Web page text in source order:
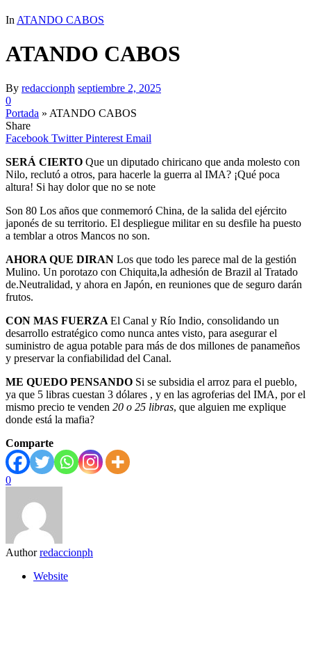
In ATANDO CABOS
ATANDO CABOS
By redaccionph septiembre 2, 2025
0
Portada » ATANDO CABOS
Share
Facebook Twitter Pinterest Email
SERÁ CIERTO Que un diputado chiricano que anda molesto con
Nilo, reclutó a otros, para hacerle la guerra al IMA? ¡Qué poca
altura! Si hay dolor que no se note
Son 80 Los años que conmemoró China, de la salida del ejército
japonés de su territorio. El despliegue militar en su desfile ha puesto
a temblar a otros Mancos no son.
AHORA QUE DIRAN Los que todo les parece mal de la gestión
Mulino. Un porotazo con Chiquita,la adhesión de Brazil al Tratado
de.Neutralidad, y ahora en Japón, en reuniones que de seguro darán
frutos.
CON MAS FUERZA El Canal y Río Indio, consolidando un
desarrollo estratégico como nunca antes visto, para asegurar el
suministro de agua potable para más de dos millones de panameños
y preservar la confiabilidad del Canal.
ME QUEDO PENSANDO Si se subsidia el arroz para el pueblo,
ya que 5 libras cuestan 3 dólares , y en las agroferias del IMA, por el
mismo precio te venden 20 o 25 libras, que alguien me explique
donde está la mafia?
Comparte
0
Author redaccionph
Website